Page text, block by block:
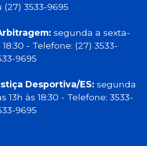
3533-9695
segunda a sexta-
- Telefone: (27) 3533-
9695
Desportiva/ES: segunda
13h às 18:30 - Telefone: 3533-
9695